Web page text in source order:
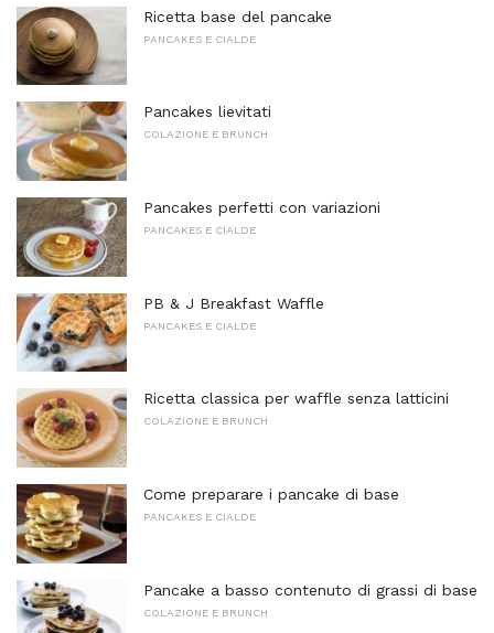
Ricetta base del pancake
PANCAKES E CIALDE
Pancakes lievitati
COLAZIONE E BRUNCH
Pancakes perfetti con variazioni
PANCAKES E CIALDE
PB & J Breakfast Waffle
PANCAKES E CIALDE
Ricetta classica per waffle senza latticini
COLAZIONE E BRUNCH
Come preparare i pancake di base
PANCAKES E CIALDE
Pancake a basso contenuto di grassi di base
COLAZIONE E BRUNCH